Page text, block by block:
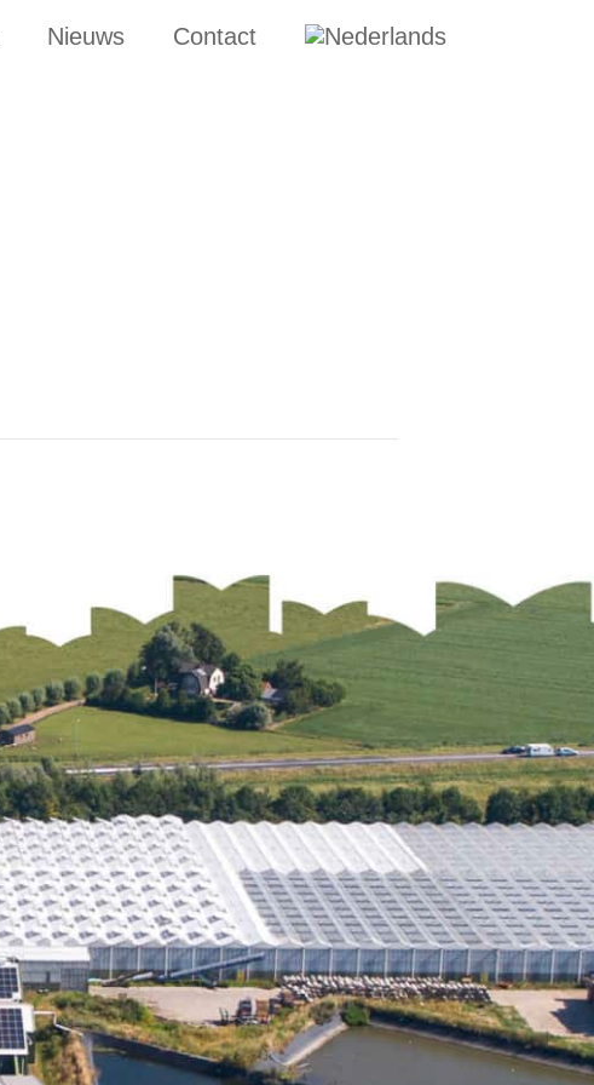
Nieuws Contact